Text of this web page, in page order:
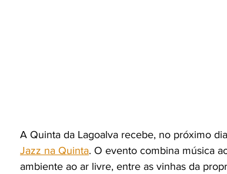
A Quinta da Lagoalva recebe, no próximo
Jazz na Quinta. O evento combina música
ambiente ao ar livre, entre as vinhas da